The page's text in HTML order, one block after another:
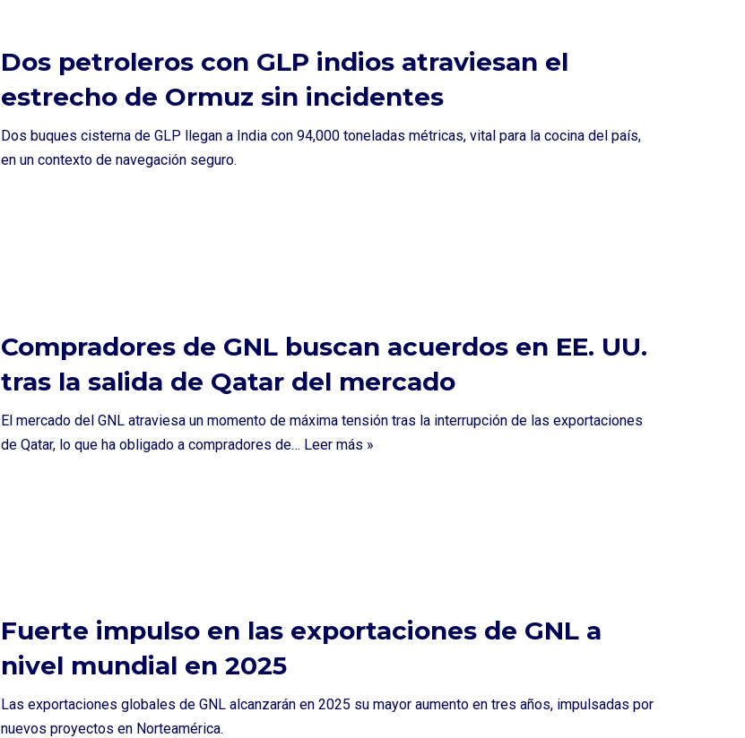
Dos petroleros con GLP indios atraviesan el
estrecho de Ormuz sin incidentes
Dos buques cisterna de GLP llegan a India con 94,000 toneladas métricas, vital para la cocina del país,
en un contexto de navegación seguro.
Compradores de GNL buscan acuerdos en EE. UU.
tras la salida de Qatar del mercado
El mercado del GNL atraviesa un momento de máxima tensión tras la interrupción de las exportaciones
de Qatar, lo que ha obligado a compradores de… Leer más »
Fuerte impulso en las exportaciones de GNL a
nivel mundial en 2025
Las exportaciones globales de GNL alcanzarán en 2025 su mayor aumento en tres años, impulsadas por
nuevos proyectos en Norteamérica.